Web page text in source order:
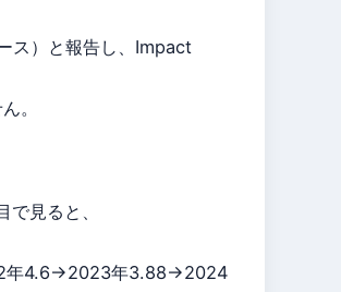
ス）と報告し、Impact
。
見ると、
年4.6→2023年3.88→2024